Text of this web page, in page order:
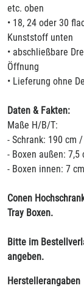
etc. oben
• 18, 24 oder 30
Kunststoff unten
• abschließbare
Öffnung
• Lieferung ohne
Daten & Fakten:
Maße H/B/T:
- Schrank: 190 cm
- Boxen außen:
- Boxen innen: 7
Conen
Tray Boxen.
Bitte im
angeben.
Herstellerangaben